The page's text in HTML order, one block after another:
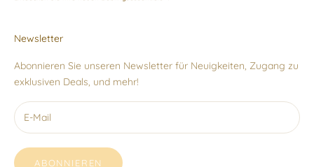
Newsletter
Abonnieren Sie unseren Newsletter für Neuigkeiten, Zugang zu
exklusiven Deals, und mehr!
ABONNIEREN